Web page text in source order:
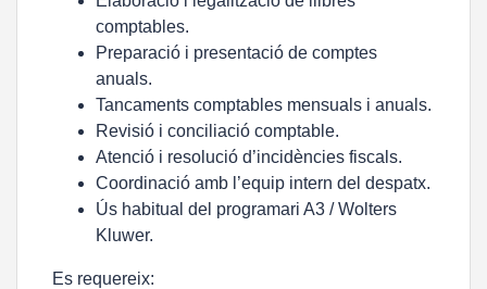
comptables.
Preparació i presentació de comptes
anuals.
Tancaments comptables mensuals i anuals.
Revisió i conciliació comptable.
Atenció i resolució d’incidències fiscals.
Coordinació amb l’equip intern del despatx.
Ús habitual del programari A3 / Wolters
Kluwer.
Es requereix: